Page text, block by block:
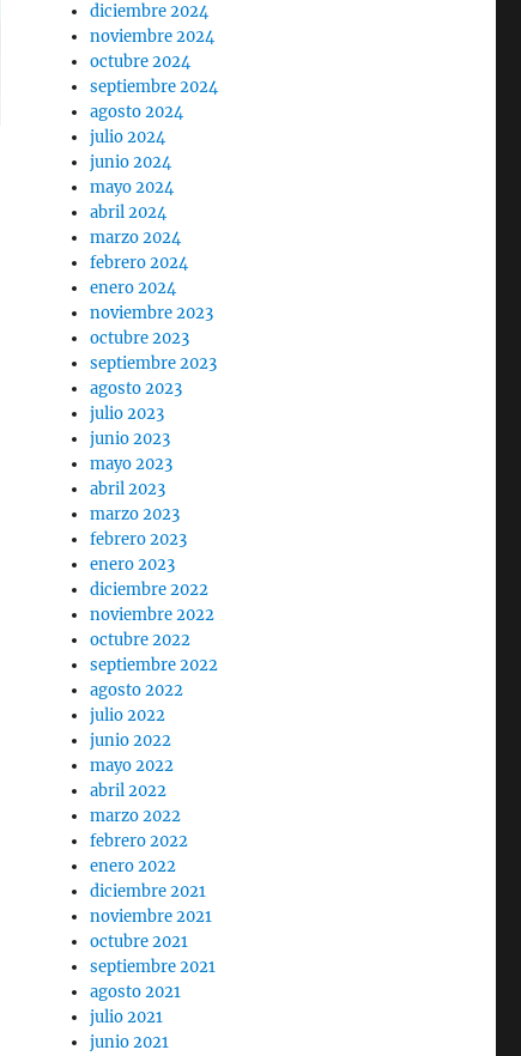
diciembre 2024
noviembre 2024
octubre 2024
septiembre 2024
agosto 2024
julio 2024
junio 2024
mayo 2024
abril 2024
marzo 2024
febrero 2024
enero 2024
noviembre 2023
octubre 2023
septiembre 2023
agosto 2023
julio 2023
junio 2023
mayo 2023
abril 2023
marzo 2023
febrero 2023
enero 2023
diciembre 2022
noviembre 2022
octubre 2022
septiembre 2022
agosto 2022
julio 2022
junio 2022
mayo 2022
abril 2022
marzo 2022
febrero 2022
enero 2022
diciembre 2021
noviembre 2021
octubre 2021
septiembre 2021
agosto 2021
julio 2021
junio 2021